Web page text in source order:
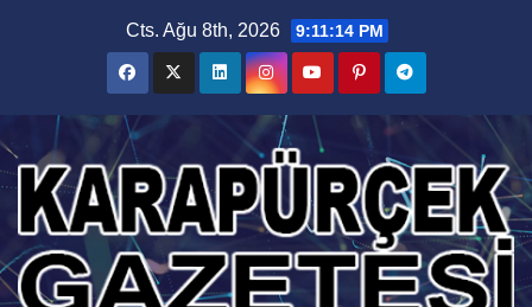
Cts. Ağu 8th, 2026 9:11:15 PM